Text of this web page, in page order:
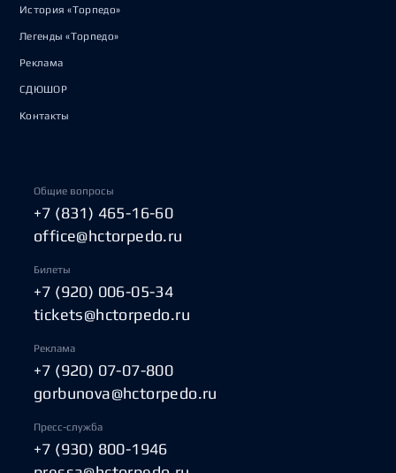
История «Торпедо»
Легенды «Торпедо»
Реклама
СДЮШОР
Контакты
Общие вопросы
+7 (831) 465-16-60
office@hctorpedo.ru
Билеты
+7 (920) 006-05-34
tickets@hctorpedo.ru
Реклама
+7 (920) 07-07-800
gorbunova@hctorpedo.ru
Пресс-служба
+7 (930) 800-1946